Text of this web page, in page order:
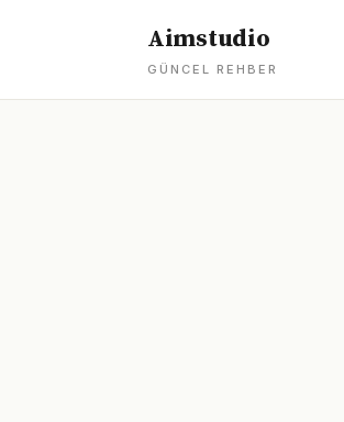
Aimstudio
GÜNCEL REHBER